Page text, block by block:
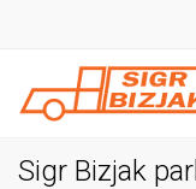
Sigr Bizjak